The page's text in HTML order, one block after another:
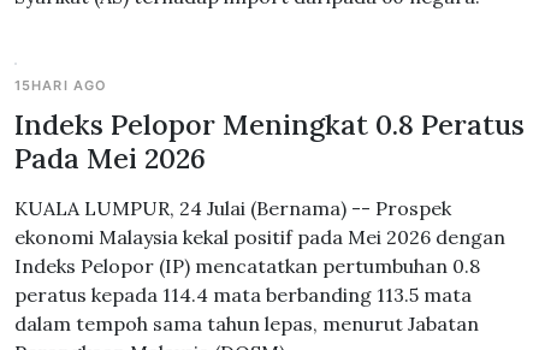
15HARI AGO
Indeks Pelopor Meningkat 0.8 Peratus
Pada Mei 2026
KUALA LUMPUR, 24 Julai (Bernama) -- Prospek
ekonomi Malaysia kekal positif pada Mei 2026 dengan
Indeks Pelopor (IP) mencatatkan pertumbuhan 0.8
peratus kepada 114.4 mata berbanding 113.5 mata
dalam tempoh sama tahun lepas, menurut Jabatan